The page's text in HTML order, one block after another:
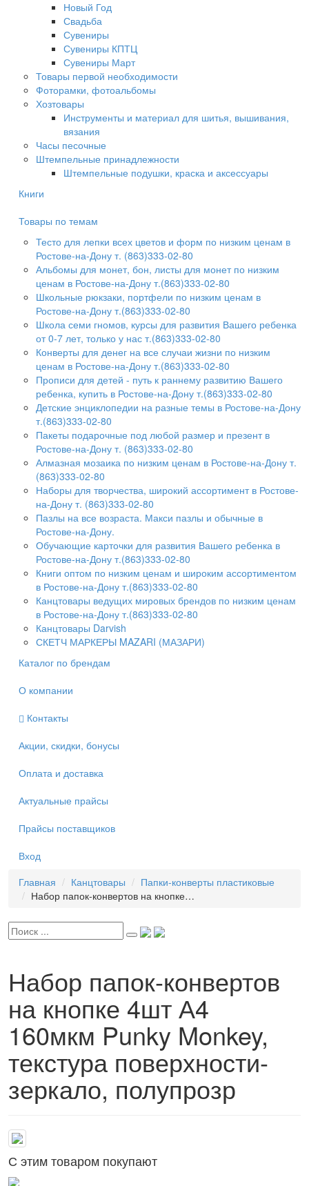
Новый Год
Свадьба
Сувениры
Сувениры КПТЦ
Сувениры Март
Товары первой необходимости
Фоторамки, фотоальбомы
Хозтовары
Инструменты и материал для шитья, вышивания,
вязания
Часы песочные
Штемпельные принадлежности
Штемпельные подушки, краска и аксессуары
Книги
Товары по темам
Тесто для лепки всех цветов и форм по низким ценам в
Ростове-на-Дону т. (863)333-02-80
Альбомы для монет, бон, листы для монет по низким
ценам в Ростове-на-Дону т.(863)333-02-80
Школьные рюкзаки, портфели по низким ценам в
Ростове-на-Дону т.(863)333-02-80
Школа семи гномов, курсы для развития Вашего ребенка
от 0-7 лет, только у нас т.(863)333-02-80
Конверты для денег на все случаи жизни по низким
ценам в Ростове-на-Дону т.(863)333-02-80
Прописи для детей - путь к раннему развитию Вашего
ребенка, купить в Ростове-на-Дону т.(863)333-02-80
Детские энциклопедии на разные темы в Ростове-на-Дону
т.(863)333-02-80
Пакеты подарочные под любой размер и презент в
Ростове-на-Дону т. (863)333-02-80
Алмазная мозаика по низким ценам в Ростове-на-Дону т.
(863)333-02-80
Наборы для творчества, широкий ассортимент в Ростове-
на-Дону т. (863)333-02-80
Пазлы на все возраста. Макси пазлы и обычные в
Ростове-на-Дону.
Обучающие карточки для развития Вашего ребенка в
Ростове-на-Дону т.(863)333-02-80
Книги оптом по низким ценам и широким ассортиментом
в Ростове-на-Дону т.(863)333-02-80
Канцтовары ведущих мировых брендов по низким ценам
в Ростове-на-Дону т.(863)333-02-80
Канцтовары Darvish
СКЕТЧ МАРКЕРЫ MAZARI (МАЗАРИ)
Каталог по брендам
О компании
Контакты
Акции, скидки, бонусы
Оплата и доставка
Актуальные прайсы
Прайсы поставщиков
Вход
Главная
Канцтовары
Папки-конверты пластиковые
Набор папок-конвертов на кнопке…
Набор папок-конвертов
на кнопке 4шт А4
160мкм Punky Monkey,
текстура поверхности-
зеркало, полупрозр
С этим товаром покупают